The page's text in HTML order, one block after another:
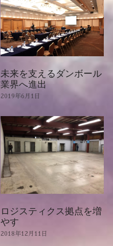
未来を支えるダンボール
業界へ進出
2019年6月1日
ロジスティクス拠点を増
やす
2018年12月11日